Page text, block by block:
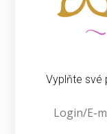
Vyplňte své